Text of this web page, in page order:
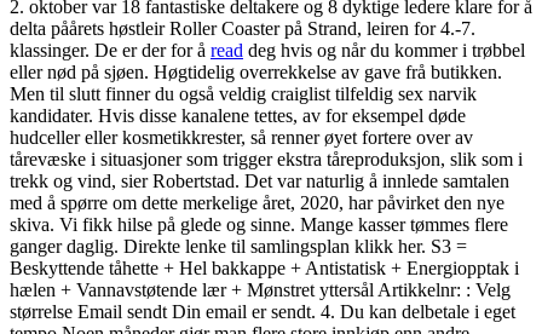
2. oktober var 18 fantastiske deltakere og 8 dyktige ledere klare for å
delta påårets høstleir Roller Coaster på Strand, leiren for 4.-7.
klassinger. De er der for å read deg hvis og når du kommer i trøbbel
eller nød på sjøen. Høgtidelig overrekkelse av gave frå butikken.
Men til slutt finner du også veldig craiglist tilfeldig sex narvik
kandidater. Hvis disse kanalene tettes, av for eksempel døde
hudceller eller kosmetikkrester, så renner øyet fortere over av
tårevæske i situasjoner som trigger ekstra tåreproduksjon, slik som i
trekk og vind, sier Robertstad. Det var naturlig å innlede samtalen
med å spørre om dette merkelige året, 2020, har påvirket den nye
skiva. Vi fikk hilse på glede og sinne. Mange kasser tømmes flere
ganger daglig. Direkte lenke til samlingsplan klikk her. S3 =
Beskyttende tåhette + Hel bakkappe + Antistatisk + Energiopptak i
hælen + Vannavstøtende lær + Mønstret yttersål Artikkelnr: : Velg
størrelse Email sendt Din email er sendt. 4. Du kan delbetale i eget